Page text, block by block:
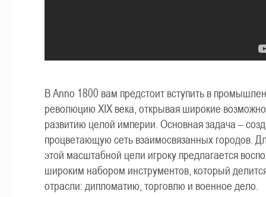
В Anno 1800 вам предстоит вступить в
революцию XIX века, открывая широкие
развитию целой империи. Основная задача –
процветающую сеть взаимосвязанных городов.
этой масштабной цели игроку предлагается
широким набором инструментов, который
отрасли: дипломатию, торговлю и военное дело.